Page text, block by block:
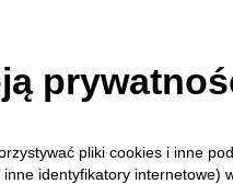
pliki cookies i inne
identyfikatory internetowe)